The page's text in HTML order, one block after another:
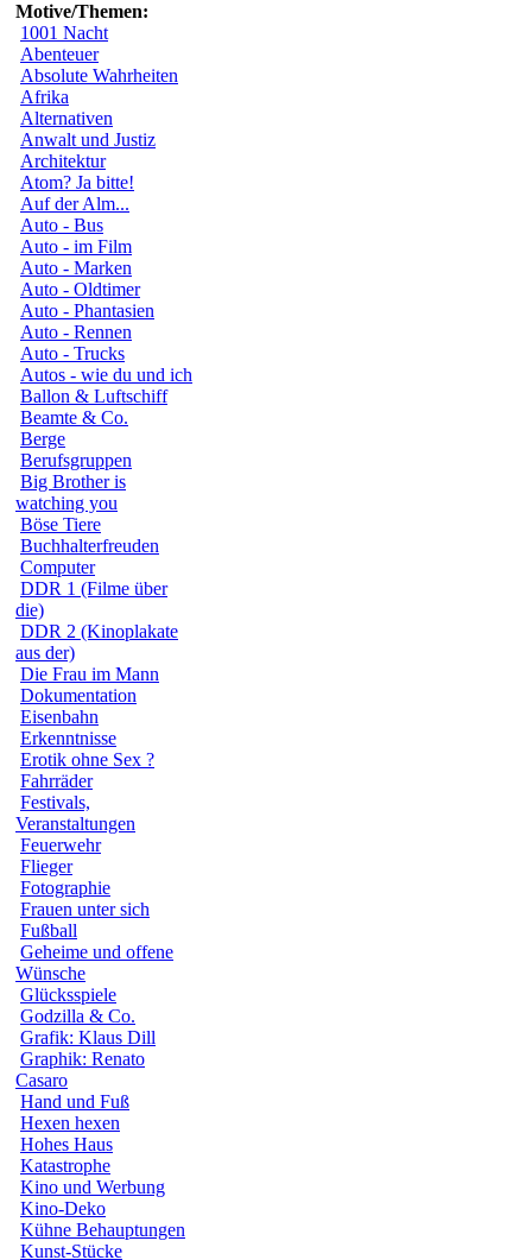
Motive/Themen:
1001 Nacht
Abenteuer
Absolute Wahrheiten
Afrika
Alternativen
Anwalt und Justiz
Architektur
Atom? Ja bitte!
Auf der Alm...
Auto - Bus
Auto - im Film
Auto - Marken
Auto - Oldtimer
Auto - Phantasien
Auto - Rennen
Auto - Trucks
Autos - wie du und ich
Ballon & Luftschiff
Beamte & Co.
Berge
Berufsgruppen
Big Brother is
watching you
Böse Tiere
Buchhalterfreuden
Computer
DDR 1 (Filme über
die)
DDR 2 (Kinoplakate
aus der)
Die Frau im Mann
Dokumentation
Eisenbahn
Erkenntnisse
Erotik ohne Sex ?
Fahrräder
Festivals,
Veranstaltungen
Feuerwehr
Flieger
Fotographie
Frauen unter sich
Fußball
Geheime und offene
Wünsche
Glücksspiele
Godzilla & Co.
Grafik: Klaus Dill
Graphik: Renato
Casaro
Hand und Fuß
Hexen hexen
Hohes Haus
Katastrophe
Kino und Werbung
Kino-Deko
Kühne Behauptungen
Kunst-Stücke